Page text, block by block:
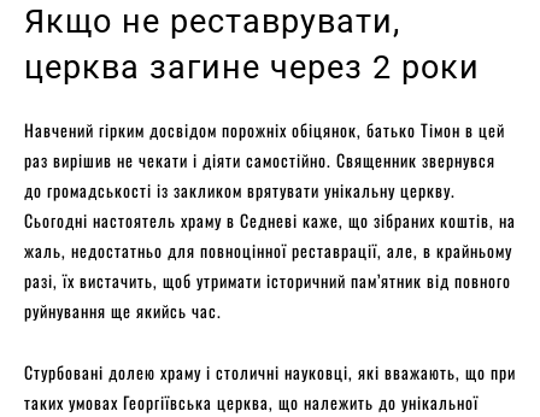
Якщо не реставрувати,
церква загине через 2 роки
Навчений гірким досвідом порожніх обіцянок, батько Тімон в цей
раз вирішив не чекати і діяти самостійно. Священник звернувся
до громадськості із закликом врятувати унікальну церкву.
Сьогодні настоятель храму в Седневі каже, що зібраних коштів, на
жаль, недостатньо для повноцінної реставрації, але, в крайньому
разі, їх вистачить, щоб утримати історичний пам’ятник від повного
руйнування ще якийсь час.
Стурбовані долею храму і столичні науковці, які вважають, що при
таких умовах Георгіївська церква, що належить до унікальної